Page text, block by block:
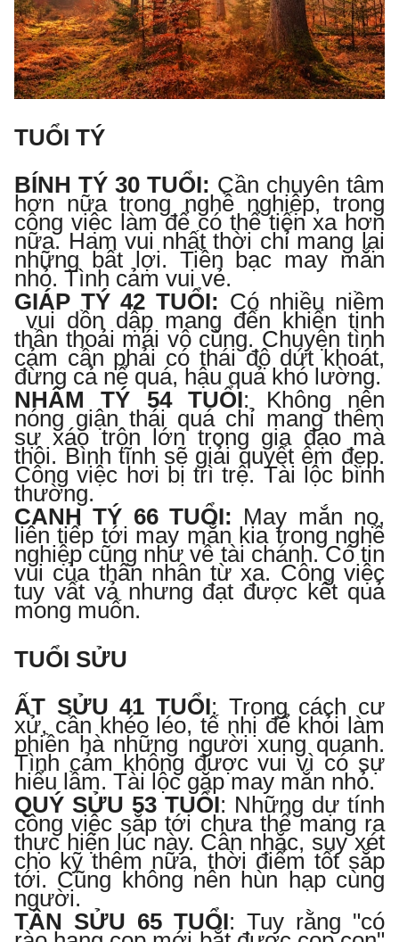
TUỔI TÝ
BÍNH TÝ 30 TUỔI: Cần chuyên tâm
hơn nữa trong nghề nghiệp, trong
công việc làm để có thể tiến xa hơn
nữa. Ham vui nhất thời chỉ mang lại
những bất lợi. Tiền bạc may mắn
nhỏ. Tình cảm vui vẻ.
GIÁP TÝ 42 TUỔI: Có nhiều niềm
vui dồn dập mang đến khiến tinh
thần thoải mái vô cùng. Chuyện tình
cảm cần phải có thái độ dứt khoát,
đừng cả nể quá, hậu quả khó lường.
NHÂM TÝ 54 TUỔI: Không nên
nóng giận thái quá chỉ mang thêm
sự xáo trộn lớn trong gia đạo mà
thôi. Bình tĩnh sẽ giải quyết êm đẹp.
Công việc hơi bị trì trệ. Tài lộc bình
thường.
CANH TÝ 66 TUỔI: May mắn nọ,
liên tiếp tới may mắn kia trong nghề
nghiệp cũng như về tài chánh. Có tin
vui của thân nhân từ xa. Công việc
tuy vất vả nhưng đạt được kết quả
mong muốn.
TUỔI SỬU
ẤT SỬU 41 TUỔI: Trong cách cư
xử, cần khéo léo, tế nhị để khỏi làm
phiền hà những người xung quanh.
Tình cảm không được vui vì có sự
hiểu lầm. Tài lộc gặp may mắn nhỏ.
QUÝ SỬU 53 TUỔI: Những dự tính
công việc sắp tới chưa thể mang ra
thực hiện lúc này. Cân nhắc, suy xét
cho kỹ thêm nữa, thời điểm tốt sắp
tới. Cũng không nên hùn hạp cùng
người.
TÂN SỬU 65 TUỔI: Tuy rằng "có